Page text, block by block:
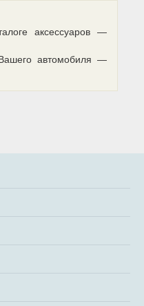
аксессуаров —
автомобиля —